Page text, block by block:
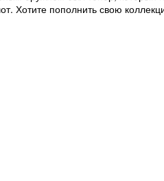
Хотите пополнить свою